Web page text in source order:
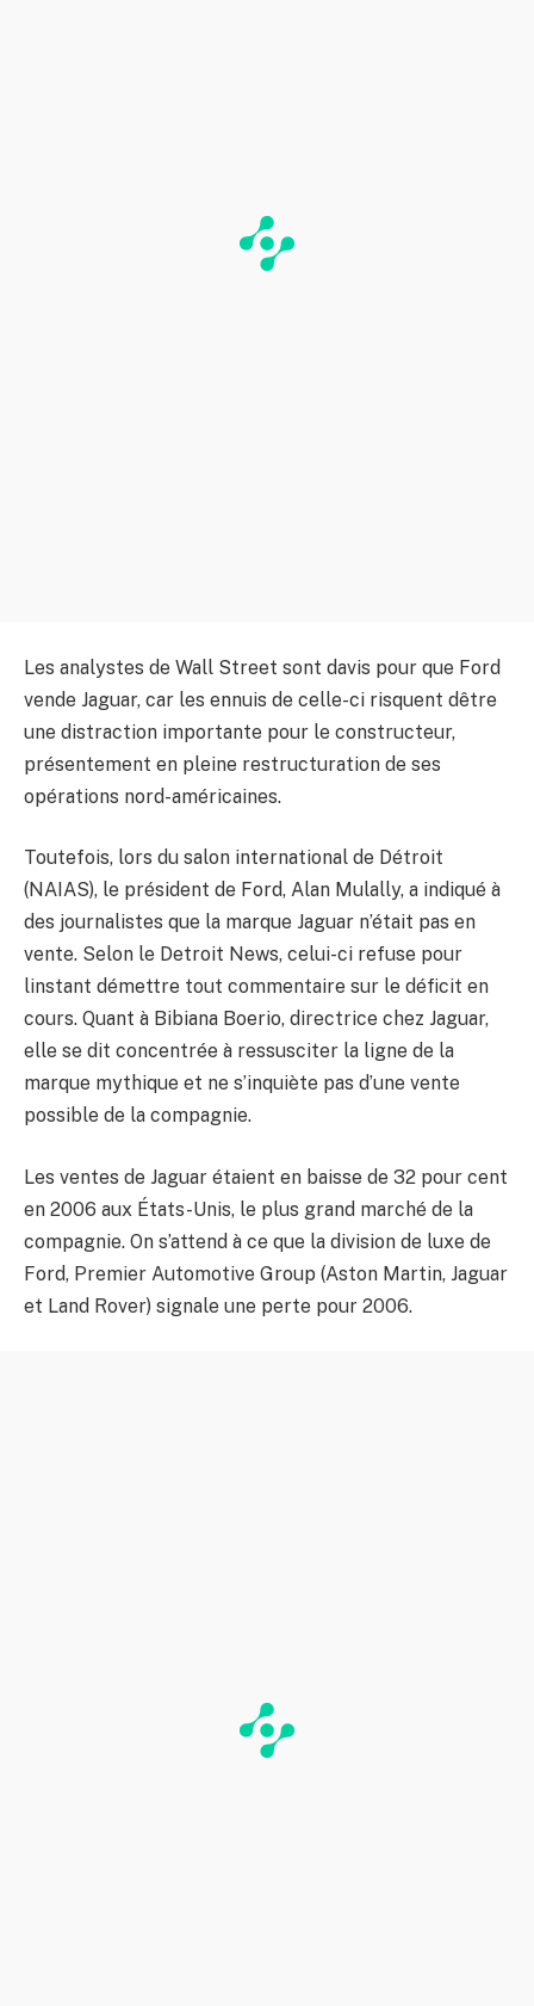
Les analystes de Wall Street sont davis pour que Ford
vende Jaguar, car les ennuis de celle-ci risquent dêtre
une distraction importante pour le constructeur,
présentement en pleine restructuration de ses
opérations nord-américaines.
Toutefois, lors du salon international de Détroit
(NAIAS), le président de Ford, Alan Mulally, a indiqué à
des journalistes que la marque Jaguar n’était pas en
vente. Selon le Detroit News, celui-ci refuse pour
linstant démettre tout commentaire sur le déficit en
cours. Quant à Bibiana Boerio, directrice chez Jaguar,
elle se dit concentrée à ressusciter la ligne de la
marque mythique et ne s’inquiète pas d’une vente
possible de la compagnie.
Les ventes de Jaguar étaient en baisse de 32 pour cent
en 2006 aux États-Unis, le plus grand marché de la
compagnie. On s’attend à ce que la division de luxe de
Ford, Premier Automotive Group (Aston Martin, Jaguar
et Land Rover) signale une perte pour 2006.